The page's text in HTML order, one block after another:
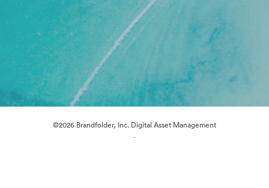
©2026 Brandfolder, Inc. Digital Asset Management
·